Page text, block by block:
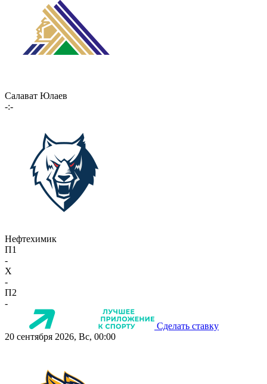
Салават Юлаев
-:-
Нефтехимик
П1
-
X
-
П2
-
Сделать ставку
20 сентября 2026, Вс, 00:00